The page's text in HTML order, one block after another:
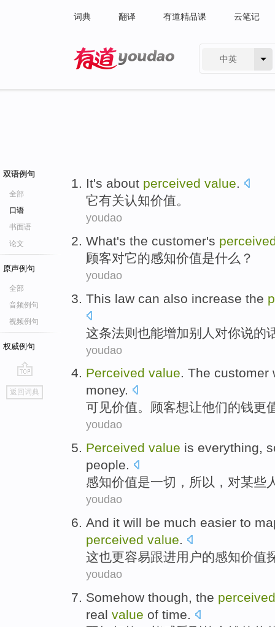
词典 翻译 有道精品课 云笔记
中英
双语例句
全部
口语
书面语
论文
原声例句
全部
音频例句
视频例句
权威例句
go
top
返回词典
It's about perceived value.
它有关认知价值。
youdao
What's the customer's
顾客对它的感知价值是什么 ？
youdao
This law can also increase the
这条法则 也能增加别人 对你说的
youdao
Perceived value. The customer
money.
可见价值。 顾客想让他们的钱更
youdao
Perceived value is everything,
people.
感知价值是一切 ， 所以 ， 对某些
youdao
And it will be much easier to
perceived value.
这也更容易跟进用户的感知价值
youdao
Somehow though, the perceived
real value of time.